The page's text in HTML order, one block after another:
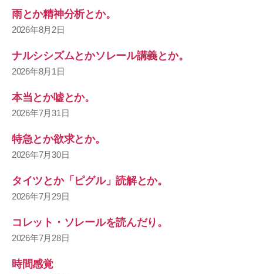
雨とか精神分析とか。
2026年8月2日
ナルシシズムとかソレール講義とか。
2026年8月1日
本当とか嘘とか。
2026年7月31日
特急とか欲求とか。
2026年7月30日
タイツとか「ピグル」読解とか。
2026年7月29日
コレット・ソレールを読んだり。
2026年7月28日
時間感覚